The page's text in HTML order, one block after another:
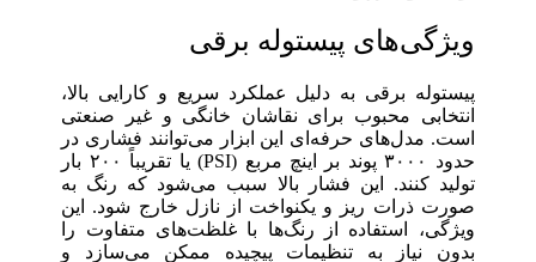
ویژگی‌های پیستوله برقی
پیستوله برقی به دلیل عملکرد سریع و کارایی بالا،
انتخابی محبوب برای نقاشان خانگی و غیر صنعتی
است. مدل‌های حرفه‌ای این ابزار می‌توانند فشاری در
حدود ۳۰۰۰ پوند بر اینچ مربع (PSI) یا تقریباً ۲۰۰ بار
تولید کنند. این فشار بالا سبب می‌شود که رنگ به
صورت ذرات ریز و یکنواخت از نازل خارج شود. این
ویژگی، استفاده از رنگ‌ها با غلظت‌های متفاوت را
بدون نیاز به تنظیمات پیچیده ممکن می‌سازد و